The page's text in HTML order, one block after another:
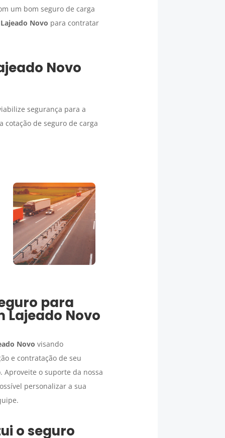
um bom seguro de carga
Lajeado Novo para contratar
Novo
segurança para a
cotação de seguro de carga
para
Lajeado Novo
Novo visando
e contratação de seu
o suporte da nossa
personalizar a sua
o seguro